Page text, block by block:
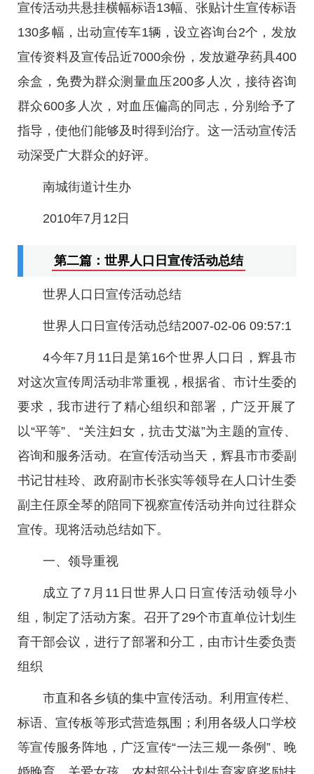
宣传活动共悬挂横幅标语13幅、张贴计生宣传标语
130多幅，出动宣传车1辆，设立咨询台2个，发放
宣传资料及宣传品近7000余份，发放避孕药具400
余盒，免费为群众测量血压200多人次，接待咨询
群众600多人次，对血压偏高的同志，分别给予了
指导，使他们能够及时得到治疗。这一活动宣传活
动深受广大群众的好评。
南城街道计生办
2010年7月12日
第二篇：世界人口日宣传活动总结
世界人口日宣传活动总结
世界人口日宣传活动总结2007-02-06 09:57:1
4今年7月11日是第16个世界人口日，辉县市
对这次宣传周活动非常重视，根据省、市计生委的
要求，我市进行了精心组织和部署，广泛开展了
以“平等”、“关注妇女，抗击艾滋”为主题的宣传、
咨询和服务活动。在宣传活动当天，辉县市市委副
书记甘桂玲、政府副市长张实等领导在人口计生委
副主任原全琴的陪同下视察宣传活动并向过往群众
宣传。现将活动总结如下。
一、领导重视
成立了7月11日世界人口日宣传活动领导小
组，制定了活动方案。召开了29个市直单位计划生
育干部会议，进行了部署和分工，由市计生委负责
组织
市直和各乡镇的集中宣传活动。利用宣传栏、
标语、宣传板等形式营造氛围；利用各级人口学校
等宣传服务阵地，广泛宣传“一法三规一条例”、晚